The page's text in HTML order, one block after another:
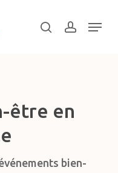
searchaccount
Menu
être en
bien-